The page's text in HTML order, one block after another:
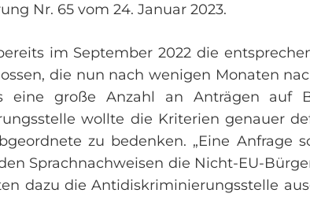
Nr. 65 vom 24. Januar 2023.
im September 2022 die
die nun nach wenigen Monaten
eine große Anzahl an Anträgen auf
wollte die Kriterien genauer
zu bedenken. „Eine Anfrage
Sprachnachweisen die Nicht-EU-
dazu die Antidiskriminierungsstelle